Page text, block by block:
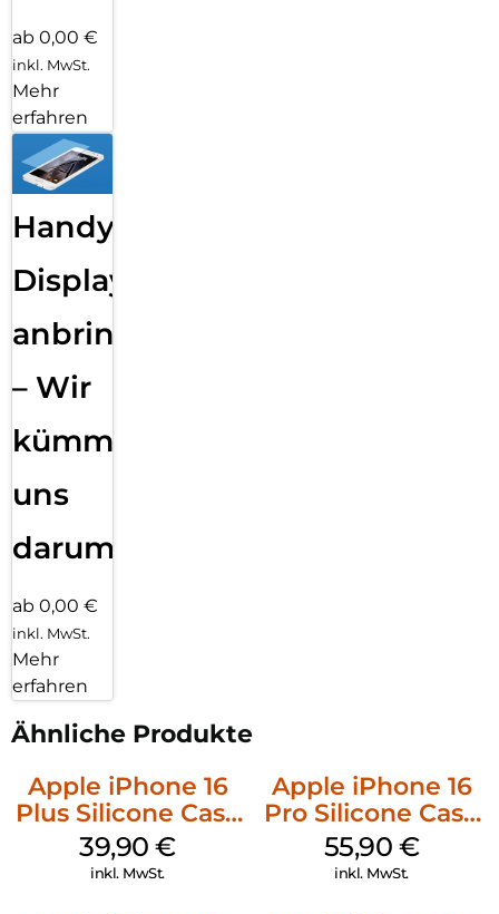
ab 0,00 €
inkl. MwSt.
Mehr
erfahren
Handy
Displayfolie
anbringen
– Wir
kümmern
uns
darum!
ab 0,00 €
inkl. MwSt.
Mehr
erfahren
Ähnliche Produkte
Apple iPhone 16
Plus Silicone Case
MagSafe Plum
39,90€
inkl. MwSt.
Apple iPhone 16
Pro Silicone Case
MagSafe Stone
Gray
55,90 €
inkl. MwSt.